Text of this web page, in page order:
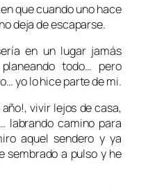
que cuando uno hace
deja de escaparse.
en un lugar jamás
todo… pero
yo lo hice parte de mi.
vivir lejos de casa,
labrando camino para
aquel sendero y ya
sembrado a pulso y he